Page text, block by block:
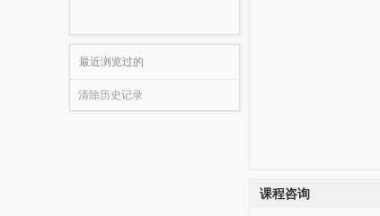
最近浏览过的
清除历史记录
课程咨询